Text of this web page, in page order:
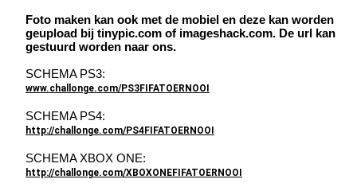
Foto maken kan ook met de mobiel en deze kan worden
geupload bij tinypic.com of imageshack.com. De url kan
gestuurd worden naar ons.
SCHEMA PS3:
www.challonge.com/PS3FIFATOERNOOI
SCHEMA PS4:
http://challonge.com/PS4FIFATOERNOOI
SCHEMA XBOX ONE:
http://challonge.com/XBOXONEFIFATOERNOOI